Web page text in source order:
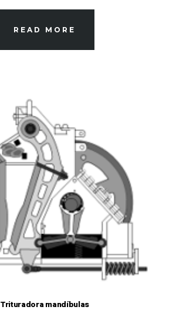
READ MORE
Trituradora mandíbulas